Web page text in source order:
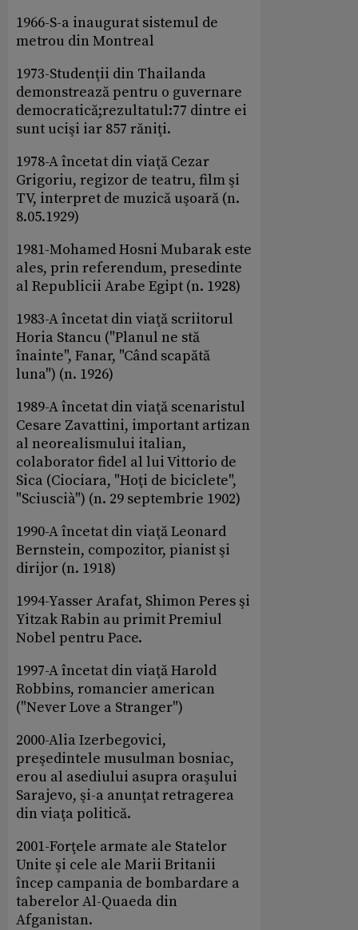
1966-S-a inaugurat sistemul de
metrou din Montreal
1973-Studenţii din Thailanda
demonstrează pentru o guvernare
democratică;rezultatul:77 dintre ei
sunt ucişi iar 857 răniţi.
1978-A încetat din viaţă Cezar
Grigoriu, regizor de teatru, film şi
TV, interpret de muzică uşoară (n.
8.05.1929)
1981-Mohamed Hosni Mubarak este
ales, prin referendum, presedinte
al Republicii Arabe Egipt (n. 1928)
1983-A încetat din viaţă scriitorul
Horia Stancu ("Planul ne stă
înainte", Fanar, "Când scapătă
luna") (n. 1926)
1989-A încetat din viaţă scenaristul
Cesare Zavattini, important artizan
al neorealismului italian,
colaborator fidel al lui Vittorio de
Sica (Ciociara, "Hoţi de biciclete",
"Sciuscià") (n. 29 septembrie 1902)
1990-A încetat din viaţă Leonard
Bernstein, compozitor, pianist şi
dirijor (n. 1918)
1994-Yasser Arafat, Shimon Peres şi
Yitzak Rabin au primit Premiul
Nobel pentru Pace.
1997-A încetat din viaţă Harold
Robbins, romancier american
("Never Love a Stranger")
2000-Alia Izerbegovici,
preşedintele musulman bosniac,
erou al asediului asupra oraşului
Sarajevo, şi-a anunţat retragerea
din viaţa politică.
2001-Forţele armate ale Statelor
Unite şi cele ale Marii Britanii
încep campania de bombardare a
taberelor Al-Quaeda din
Afganistan.